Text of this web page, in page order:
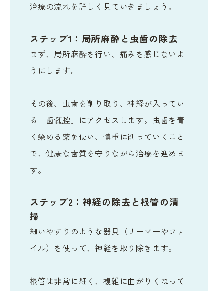
治療の流れを詳しく見ていきましょう。
ステップ1：局所麻酔と虫歯の除去
まず、局所麻酔を行い、痛みを感じないよ
うにします。
その後、虫歯を削り取り、神経が入ってい
る「歯髄腔」にアクセスします。虫歯を青
く染める薬を使い、慎重に削っていくこと
で、健康な歯質を守りながら治療を進めま
す。
ステップ2：神経の除去と根管の清
掃
細いやすりのような器具（リーマーやファ
イル）を使って、神経を取り除きます。
根管は非常に細く、複雑に曲がりくねって